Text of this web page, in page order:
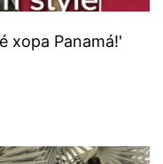
xopa Panamá!'